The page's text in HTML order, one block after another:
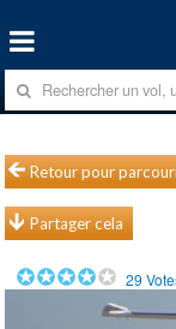
Retour pour
Partager cela
29